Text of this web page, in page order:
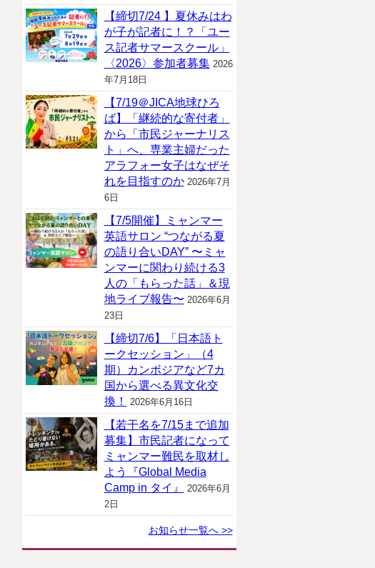
【締切7/24 】夏休みはわ
が子が記者に！？「ユー
ス記者サマースクール」
〈2026〉参加者募集 2026
年7月18日
【7/19＠JICA地球ひろ
ば】「継続的な寄付者」
から「市民ジャーナリス
ト」へ、専業主婦だった
アラフォー女子はなぜそ
れを目指すのか 2026年7月
6日
【7/5開催】ミャンマー
英語サロン “つながる夏
の語り合いDAY” 〜ミャ
ンマーに関わり続ける3
人の「もらった話」＆現
地ライブ報告〜 2026年6月
23日
【締切7/6】「日本語ト
ークセッション」（4
期）カンボジアなど7カ
国から選べる異文化交
換！
2026年6月16日
【若干名を7/15まで追加
募集】市民記者になって
ミャンマー難民を取材し
よう『Global Media
Camp in タイ』
2026年6月
2日
お知らせ一覧へ >>